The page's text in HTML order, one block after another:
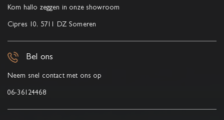
Kom hallo zeggen in onze showroom
Cipres 10, 5711 DZ Someren
Bel ons
Neem snel contact met ons op
06-36124468